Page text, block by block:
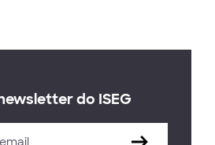
do ISEG